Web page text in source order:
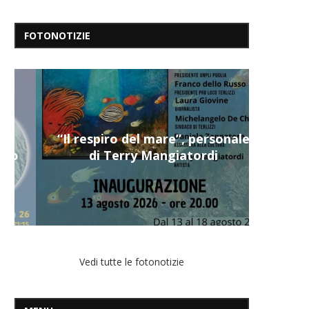
FOTONOTIZIE
“Il respiro del mare”, personale
di Terry Mangiatordi
Vedi tutte le fotonotizie